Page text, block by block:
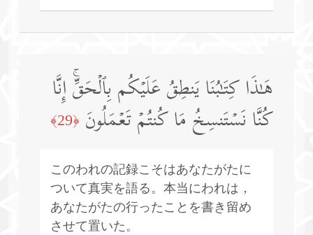
هَـٰذَا كِتَـٰبُنَا یَنطِقُ عَلَیۡكُم بِٱلۡحَقِّۚ إِنَّا
كُنَّا نَسۡتَنسِخُ مَا كُنتُمۡ تَعۡمَلُونَ ﴿29﴾
このわれの記録こそはあなたがたに
ついて真実を語る。本当にわれは，
あなたがたの行ったことを書き留め
させて置いた。